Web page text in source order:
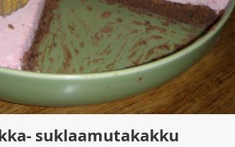
suklaamutakakku